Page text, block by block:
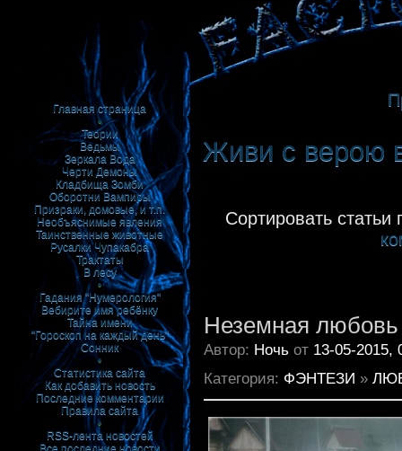
Главная страница
•
Теории
Ведьмы
Зеркала Вода
Черти Демоны
Кладбища Зомби
Оборотни Вампиры
Призраки, домовые, и т.п.
Необъяснимые явления
Таинственные животные
Русалки Чупакабра
Трактаты
В лесу
•
Гадания "Нумерология"
Вебирите имя ребёнку
Тайна имени
"Гороскоп на каждый день"
Сонник
•
Статистика сайта
Как добавить новость
Последние комментарии
Правила сайта
•
RSS-лента новостей
Все последние новости
Живи с верою
Сортировать статьи
Неземная любовь
Автор: Ночь от 13-05-2015,
Категория: ФЭНТЕЗИ »